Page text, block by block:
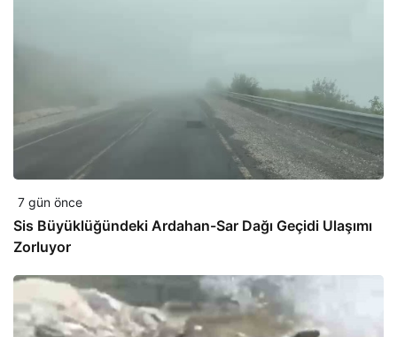
7 gün önce
Sis Büyüklüğündeki Ardahan-Sar Dağı Geçidi Ulaşımı
Zorluyor